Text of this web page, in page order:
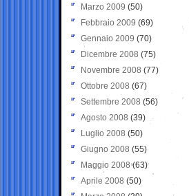
Marzo 2009 (50)
Febbraio 2009 (69)
Gennaio 2009 (70)
Dicembre 2008 (75)
Novembre 2008 (77)
Ottobre 2008 (67)
Settembre 2008 (56)
Agosto 2008 (39)
Luglio 2008 (50)
Giugno 2008 (55)
Maggio 2008(63)
Aprile 2008 (50)